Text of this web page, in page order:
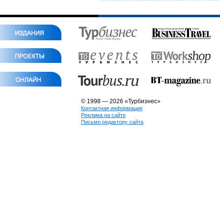
© 1998 — 2026 «Турбизнес»
Контактная информация
Реклама на сайте
Письмо редактору сайта